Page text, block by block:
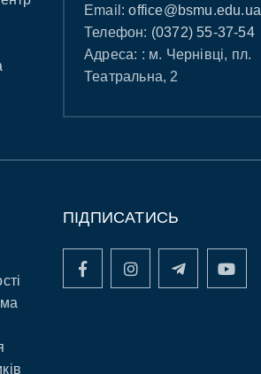
Email:office@bsmu.edu.ua
Телефон: (0372) 55-37-54
Адреса: : м. Чернівці, пл.
Театральна, 2
ПІДПИСАТИСЬ